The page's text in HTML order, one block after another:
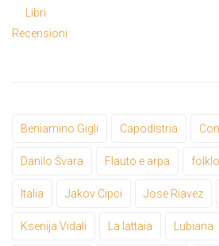
Libri
Recensioni
Beniamino Gigli Capodistria
Danilo Švara Flauto e arpa
Italia Jakov Cipci Jose Riavez
Ksenija Vidali La lattaia Lubiana